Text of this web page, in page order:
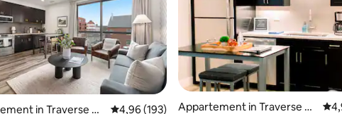
van 4,99 uit 5, 348 recensies
in Traverse Ci
Gemiddelde beoordeling van 4,96 uit 5, 193
4,96 (193)
Appartement in Traverse Ci